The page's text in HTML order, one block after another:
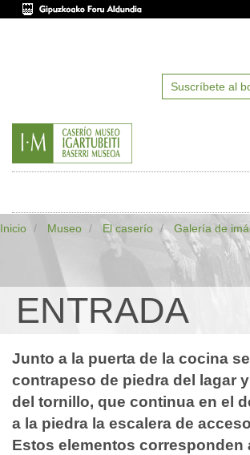
Suscríbete al
Inicio Museo El caserío Galería de
ENTRADA
Junto a la puerta de la cocina
contrapeso de piedra del lagar
del tornillo, que continua en el
a la piedra la escalera de
Estos elementos corresponden